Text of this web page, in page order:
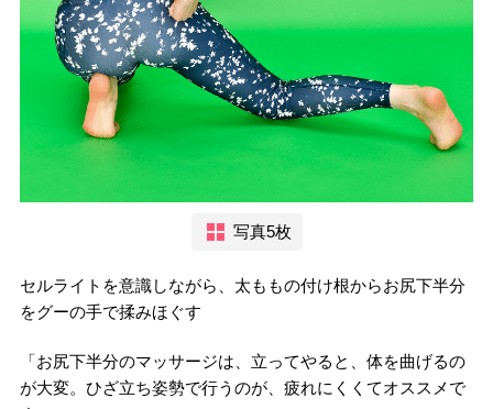
写真5枚
セルライトを意識しながら、太ももの付け根からお尻下半分
をグーの手で揉みほぐす
「お尻下半分のマッサージは、立ってやると、体を曲げるの
が大変。ひざ立ち姿勢で行うのが、疲れにくくてオススメで